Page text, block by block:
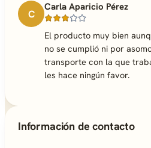
C
Carla Aparicio Pérez
El producto muy bien
no se cumplió ni por
transporte con la que
les hace ningún favor.
Información de contacto